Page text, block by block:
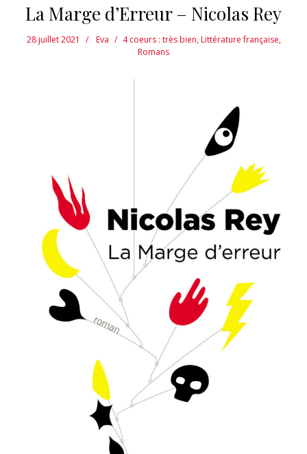
La Marge d’Erreur – Nicolas Rey
28 juillet 2021 Eva 4 coeurs : très bien,Littérature française,
Romans